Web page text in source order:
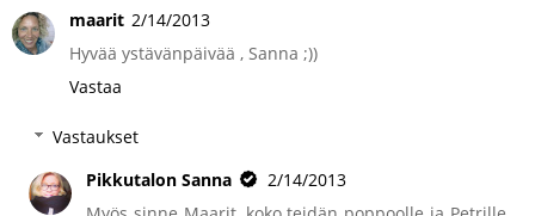
maarit 2/14/2013
Hyvää ystävänpäivää , Sanna ;))
Vastaa
Vastaukset
Pikkutalon Sanna
2/14/2013